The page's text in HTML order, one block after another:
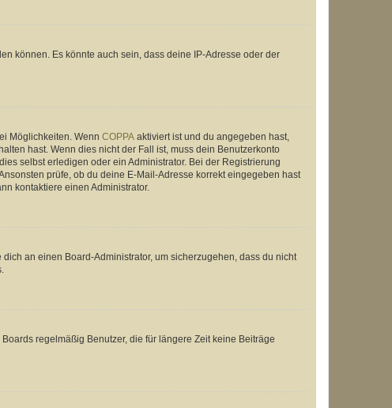
können. Es könnte auch sein, dass deine IP-Adresse oder der
Möglichkeiten. Wenn COPPA aktiviert ist und du angegeben hast,
hast. Wenn dies nicht der Fall ist, muss dein Benutzerkonto
selbst erledigen oder ein Administrator. Bei der Registrierung
prüfe, ob du deine E-Mail-Adresse korrekt eingegeben hast
kontaktiere einen Administrator.
an einen Board-Administrator, um sicherzugehen, dass du nicht
regelmäßig Benutzer, die für längere Zeit keine Beiträge